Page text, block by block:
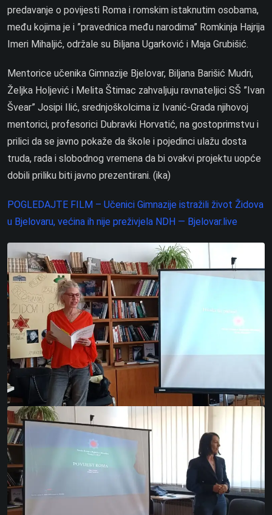
predavanje o povijesti Roma i romskim istaknutim osobama,
među kojima je i ”pravednica među narodima” Romkinja Hajrija
Imeri Mihaljić, održale su Biljana Ugarković i Maja Grubišić.
Mentorice učenika Gimnazije Bjelovar, Biljana Barišić Mudri,
Željka Holjević i Melita Štimac zahvaljuju ravnateljici SŠ ”Ivan
Švear” Josipi Ilić, srednjoškolcima iz Ivanić-Grada njihovoj
mentorici, profesorici Dubravki Horvatić, na gostoprimstvu i
prilici da se javno pokaže da škole i pojedinci ulažu dosta
truda, rada i slobodnog vremena da bi ovakvi projektu uopće
dobili priliku biti javno prezentirani. (ika)
POGLEDAJTE FILM – Učenici Gimnazije istražili život Židova
u Bjelovaru, većina ih nije preživjela NDH — Bjelovar.live